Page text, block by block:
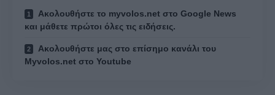
Ακολουθήστε το myvolos.net στο Google News
και μάθετε πρώτοι όλες τις ειδήσεις.
Ακολουθήστε μας στο επίσημο κανάλι του
Myvolos.net στο Youtube